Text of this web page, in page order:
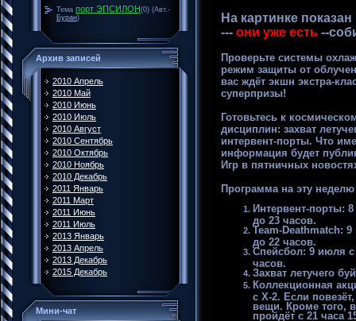
Тема порт ЭПСИЛОН(0) (Авт.-
Буран)
Архив записей
2010 Апрель
2010 Май
2010 Июнь
2010 Июль
2010 Август
2010 Сентябрь
2010 Октябрь
2010 Ноябрь
2010 Декабрь
2011 Январь
2011 Март
2011 Июнь
2011 Июль
2013 Январь
2013 Апрель
2013 Декабрь
2015 Декабрь
Мини-чат
На картинке
--- они уже есть --
Проверьте системы
режим защиты от
вас ждёт экшн экстра-
суперпризы!
Готовьтесь к
дисциплин: захват
интервент-порты. Что
информация будет
Игр в пятничных
Программа на эту
Интервент-порты:
до 23 часов.
Team-Deathmatch:
до 22 часов.
Спейсбол: 9 июля с
часов.
Захват летучего
Коллекционная
с X-2. Если
вещи. Кроме того,
пройдёт с 21 часа